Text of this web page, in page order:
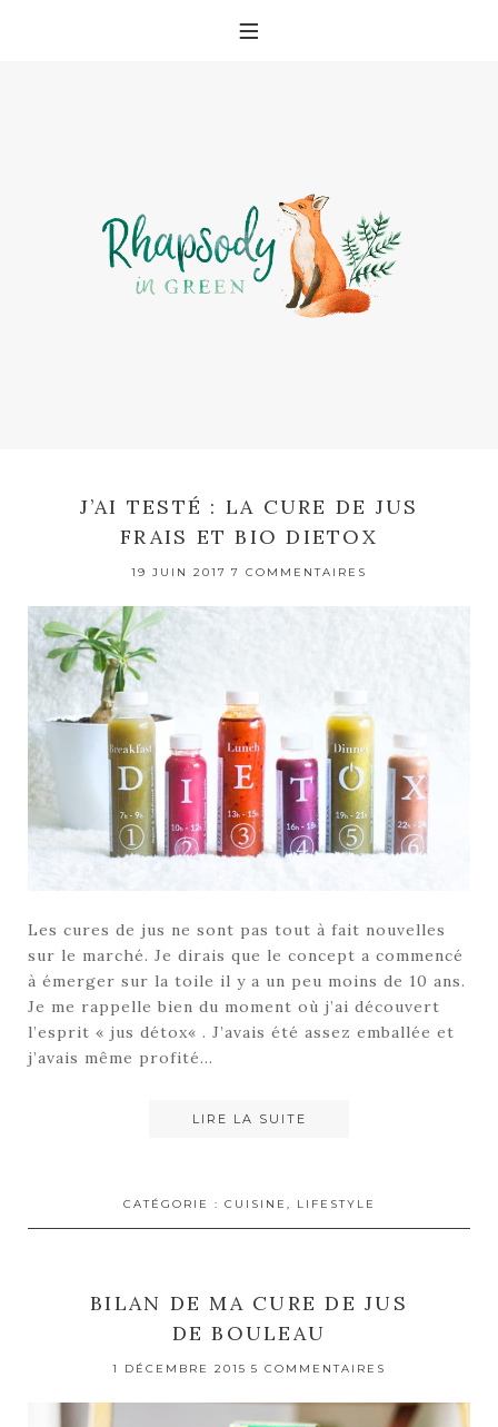
J’AI TESTÉ : LA CURE DE JUS
FRAIS ET BIO DIETOX
19 JUIN 2017 7 COMMENTAIRES
Les cures de jus ne sont pas tout à fait nouvelles
sur le marché. Je dirais que le concept a commencé
à émerger sur la toile il y a un peu moins de 10 ans.
Je me rappelle bien du moment où j’ai découvert
l’esprit « jus détox« . J’avais été assez emballée et
j’avais même profité…
LIRE LA SUITE
CATÉGORIE : CUISINE , LIFESTYLE
BILAN DE MA CURE DE JUS
DE BOULEAU
1 DÉCEMBRE 2015 5 COMMENTAIRES